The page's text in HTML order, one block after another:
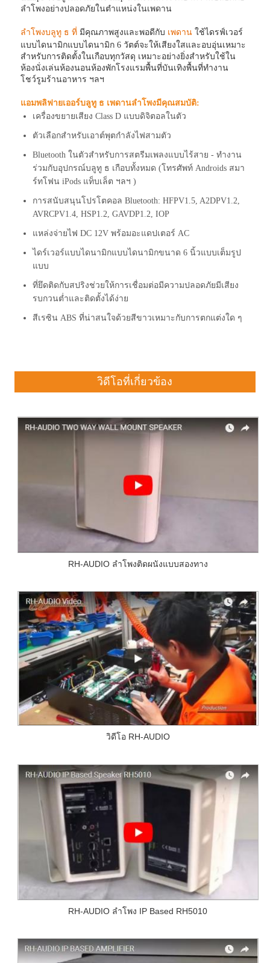
ลำโพงอย่างปลอดภัยในตำแหน่งในเพดาน
ลำโพงบลูทู ธ ที่ มีคุณภาพสูงและพอดีกับ เพดาน ใช้ไดรฟ์เวอร์
แบบไดนามิกแบบไดนามิก 6 วัตต์จะให้เสียงใสและอบอุ่นเหมาะ
สำหรับการติดตั้งในเกือบทุกวัสดุ เหมาะอย่างยิ่งสำหรับใช้ใน
ห้องนั่งเล่นห้องนอนห้องพักโรงแรมพื้นที่บันเทิงพื้นที่ทำงาน
โชว์รูมร้านอาหาร ฯลฯ
แอมพลิฟายเออร์บลูทู ธ เพดานลำโพงมีคุณสมบัติ:
เครื่องขยายเสียง Class D แบบดิจิตอลในตัว
ตัวเลือกสำหรับเอาต์พุตกำลังไฟสามตัว
Bluetooth ในตัวสำหรับการสตรีมเพลงแบบไร้สาย - ทำงาน
ร่วมกับอุปกรณ์บลูทู ธ เกือบทั้งหมด (โทรศัพท์ Androids สมา
ร์ทโฟน iPods แท็บเล็ต ฯลฯ )
การสนับสนุนโปรโตคอล Bluetooth: HFPV1.5, A2DPV1.2,
AVRCPV1.4, HSP1.2, GAVDP1.2, IOP
แหล่งจ่ายไฟ DC 12V พร้อมอะแดปเตอร์ AC
ไดร์เวอร์แบบไดนามิกแบบไดนามิกขนาด 6 นิ้วแบบเต็มรูป
แบบ
ที่ยึดติดกับสปริงช่วยให้การเชื่อมต่อมีความปลอดภัยมีเสียง
รบกวนต่ำและติดตั้งได้ง่าย
สีเรซิน ABS ที่น่าสนใจด้วยสีขาวเหมาะกับการตกแต่งใด ๆ
วิดีโอที่เกี่ยวข้อง
RH-AUDIO ลำโพงติดผนังแบบสองทาง
วิดีโอ RH-AUDIO
RH-AUDIO ลำโพง IP Based RH5010